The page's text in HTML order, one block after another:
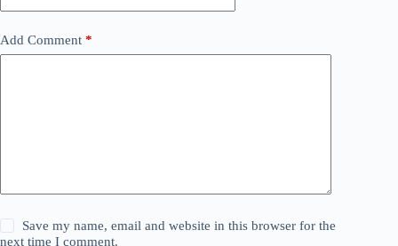
Add Comment *
Save my name, email and website in this browser for the
next time I comment.